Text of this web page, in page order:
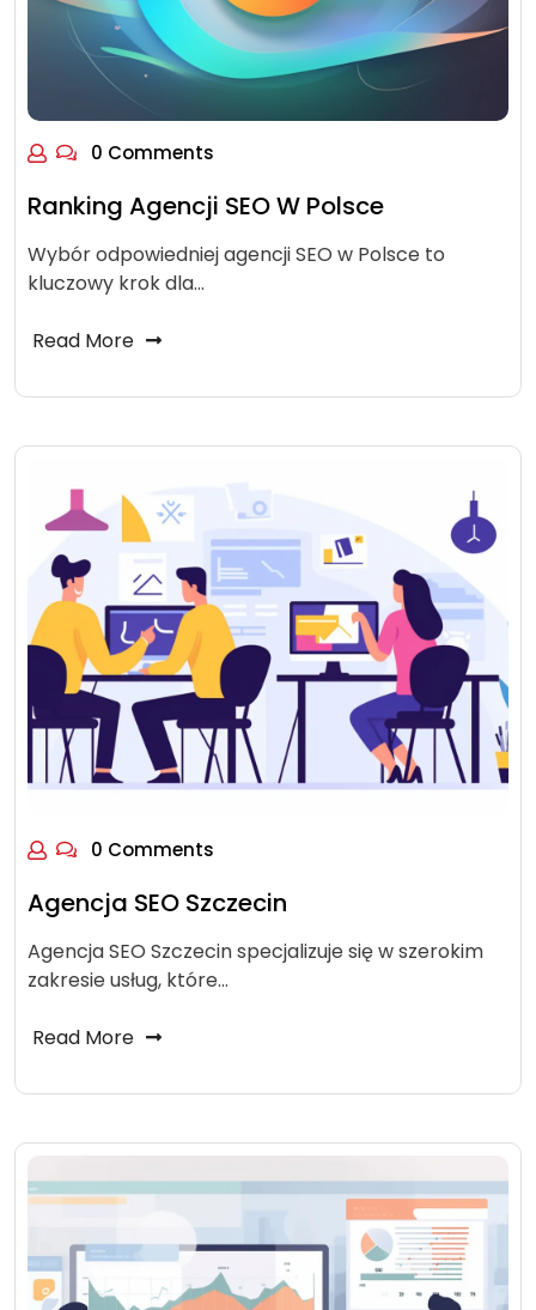
0 Comments
Ranking Agencji SEO W Polsce
Wybór odpowiedniej agencji SEO w Polsce to
kluczowy krok dla…
Read More
0 Comments
Agencja SEO Szczecin
Agencja SEO Szczecin specjalizuje się w szerokim
zakresie usług, które…
Read More